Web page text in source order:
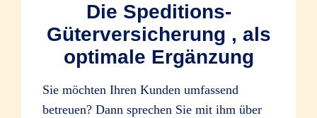
Die Speditions-
Güterversicherung , als
optimale Ergänzung
Sie möchten Ihren Kunden umfassend
betreuen? Dann sprechen Sie mit ihm über